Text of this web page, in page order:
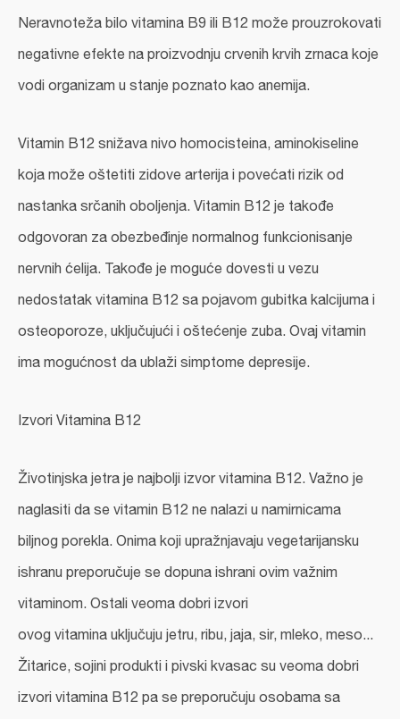
Neravnoteža bilo vitamina B9 ili B12 može prouzrokovati
negativne efekte na proizvodnju crvenih krvih zrnaca koje
vodi organizam u stanje poznato kao anemija.
Vitamin B12 snižava nivo homocisteina, aminokiseline
koja može oštetiti zidove arterija i povećati rizik od
nastanka srčanih oboljenja. Vitamin B12 je takođe
odgovoran za obezbeđinje normalnog funkcionisanje
nervnih ćelija. Takođe je moguće dovesti u vezu
nedostatak vitamina B12 sa pojavom gubitka kalcijuma i
osteoporoze, uključujući i oštećenje zuba. Ovaj vitamin
ima mogućnost da ublaži simptome depresije.
Izvori Vitamina B12
Životinjska jetra je najbolji izvor vitamina B12. Važno je
naglasiti da se vitamin B12 ne nalazi u namirnicama
biljnog porekla. Onima koji upražnjavaju vegetarijansku
ishranu preporučuje se dopuna ishrani ovim važnim
vitaminom. Ostali veoma dobri izvori
ovog vitamina uključuju jetru, ribu, jaja, sir, mleko, meso...
Žitarice, sojini produkti i pivski kvasac su veoma dobri
izvori vitamina B12 pa se preporučuju osobama sa